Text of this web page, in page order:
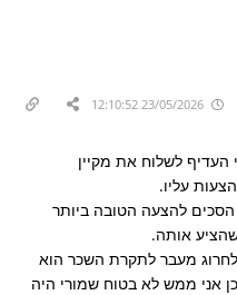
23/05/2026 12:10:52
לשלוח את מקיין
עליו.
להצעה הטובה ביותר
אותה.
לחרוג מעבר לתקרת השכר הוא
אני ממש לא בטוח שמורי היה